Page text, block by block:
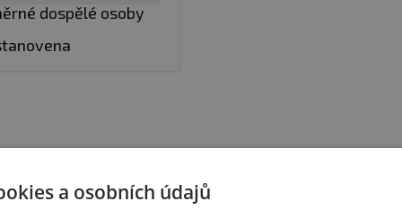
užívejte 1 veganskou kapsli denně a zapijte vodou
dospělé osoby
si nevybrali? Doporučujeme vám podobné
a osobních údajů